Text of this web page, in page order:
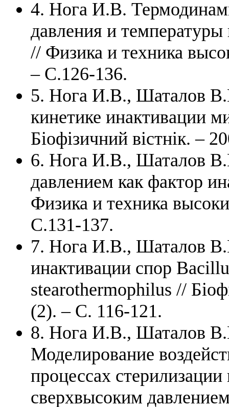
4. Нога И.В.
давления и
// Физика и техника
– C.126-136.
5. Нога И.В., Шаталов
кинетике инактивации
Біофізичний вістнік. –
6. Нога И.В., Шаталов
давлением как фактор
Физика и техника
C.131-137.
7. Нога И.В., Шаталов
инактивации спор
stearothermophilus //
(2). – С. 116-121.
8. Нога И.В., Шаталов
Моделирование
процессах
сверхвысоким